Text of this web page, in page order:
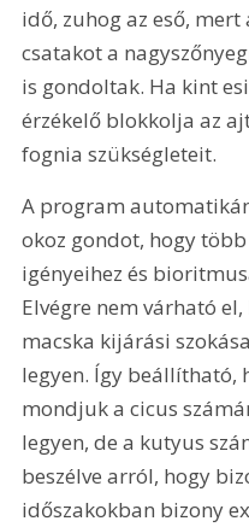
idő, zuhog az eső,
csatakot a
is gondoltak. Ha kint
érzékelő blokkolja az
fognia szükségleteit.
A program
okoz gondot, hogy
igényeihez és
Elvégre nem várható
macska kijárási
legyen. Így beállítható,
mondjuk a cicus
legyen, de a kutyus
beszélve arról, hogy
időszakokban bizony